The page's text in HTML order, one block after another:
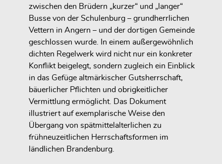
zwischen den Brüdern „kurzer“ und „langer“
Busse von der Schulenburg – grundherrlichen
Vettern in Angern – und der dortigen Gemeinde
geschlossen wurde. In einem außergewöhnlich
dichten Regelwerk wird nicht nur ein konkreter
Konflikt beigelegt, sondern zugleich ein Einblick
in das Gefüge altmärkischer Gutsherrschaft,
bäuerlicher Pflichten und obrigkeitlicher
Vermittlung ermöglicht. Das Dokument
illustriert auf exemplarische Weise den
Übergang von spätmittelalterlichen zu
frühneuzeitlichen Herrschaftsformen im
ländlichen Brandenburg.